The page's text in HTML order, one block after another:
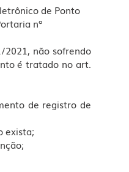
de Ponto
nº
2021, não sofrendo
é tratado no art.
de registro de
exista;